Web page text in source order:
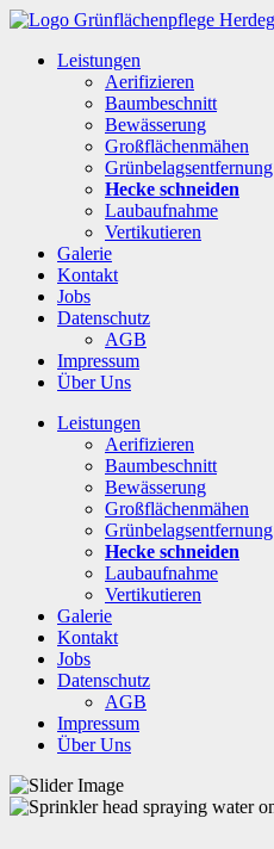
Leistungen
Aerifizieren
Baumbeschnitt
Bewässerung
Großflächenmähen
Grünbelagsentfernung
Hecke schneiden
Laubaufnahme
Vertikutieren
Galerie
Kontakt
Jobs
Datenschutz
AGB
Impressum
Über Uns
Leistungen
Aerifizieren
Baumbeschnitt
Bewässerung
Großflächenmähen
Grünbelagsentfernung
Hecke schneiden
Laubaufnahme
Vertikutieren
Galerie
Kontakt
Jobs
Datenschutz
AGB
Impressum
Über Uns